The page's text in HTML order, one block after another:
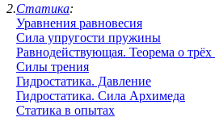
2.Статика:
Уравнения равновесия
Сила упругости пружины
Равнодействующая. Теорема о трёх
Силы трения
Гидростатика. Давление
Гидростатика. Сила Архимеда
Статика в опытах